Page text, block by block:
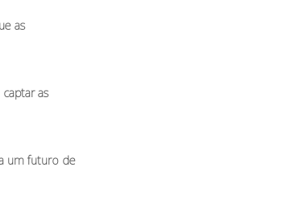
as
captar as
um futuro de